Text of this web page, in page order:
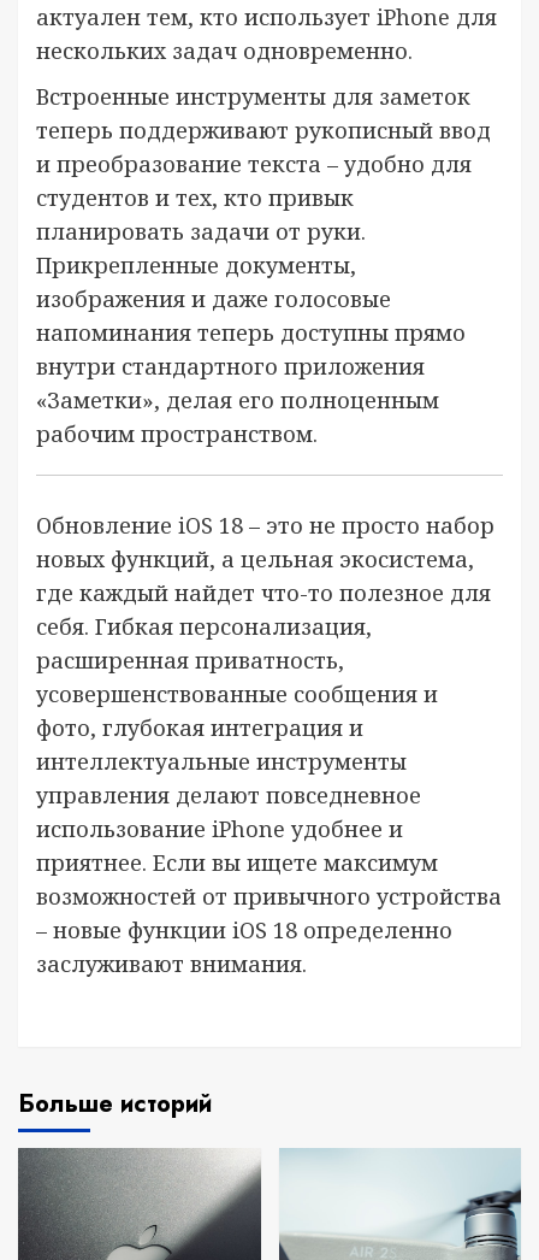
актуален тем, кто использует iPhone для
нескольких задач одновременно.
Встроенные инструменты для заметок
теперь поддерживают рукописный ввод
и преобразование текста – удобно для
студентов и тех, кто привык
планировать задачи от руки.
Прикрепленные документы,
изображения и даже голосовые
напоминания теперь доступны прямо
внутри стандартного приложения
«Заметки», делая его полноценным
рабочим пространством.
Обновление iOS 18 – это не просто набор
новых функций, а цельная экосистема,
где каждый найдет что-то полезное для
себя. Гибкая персонализация,
расширенная приватность,
усовершенствованные сообщения и
фото, глубокая интеграция и
интеллектуальные инструменты
управления делают повседневное
использование iPhone удобнее и
приятнее. Если вы ищете максимум
возможностей от привычного устройства
– новые функции iOS 18 определенно
заслуживают внимания.
Больше историй